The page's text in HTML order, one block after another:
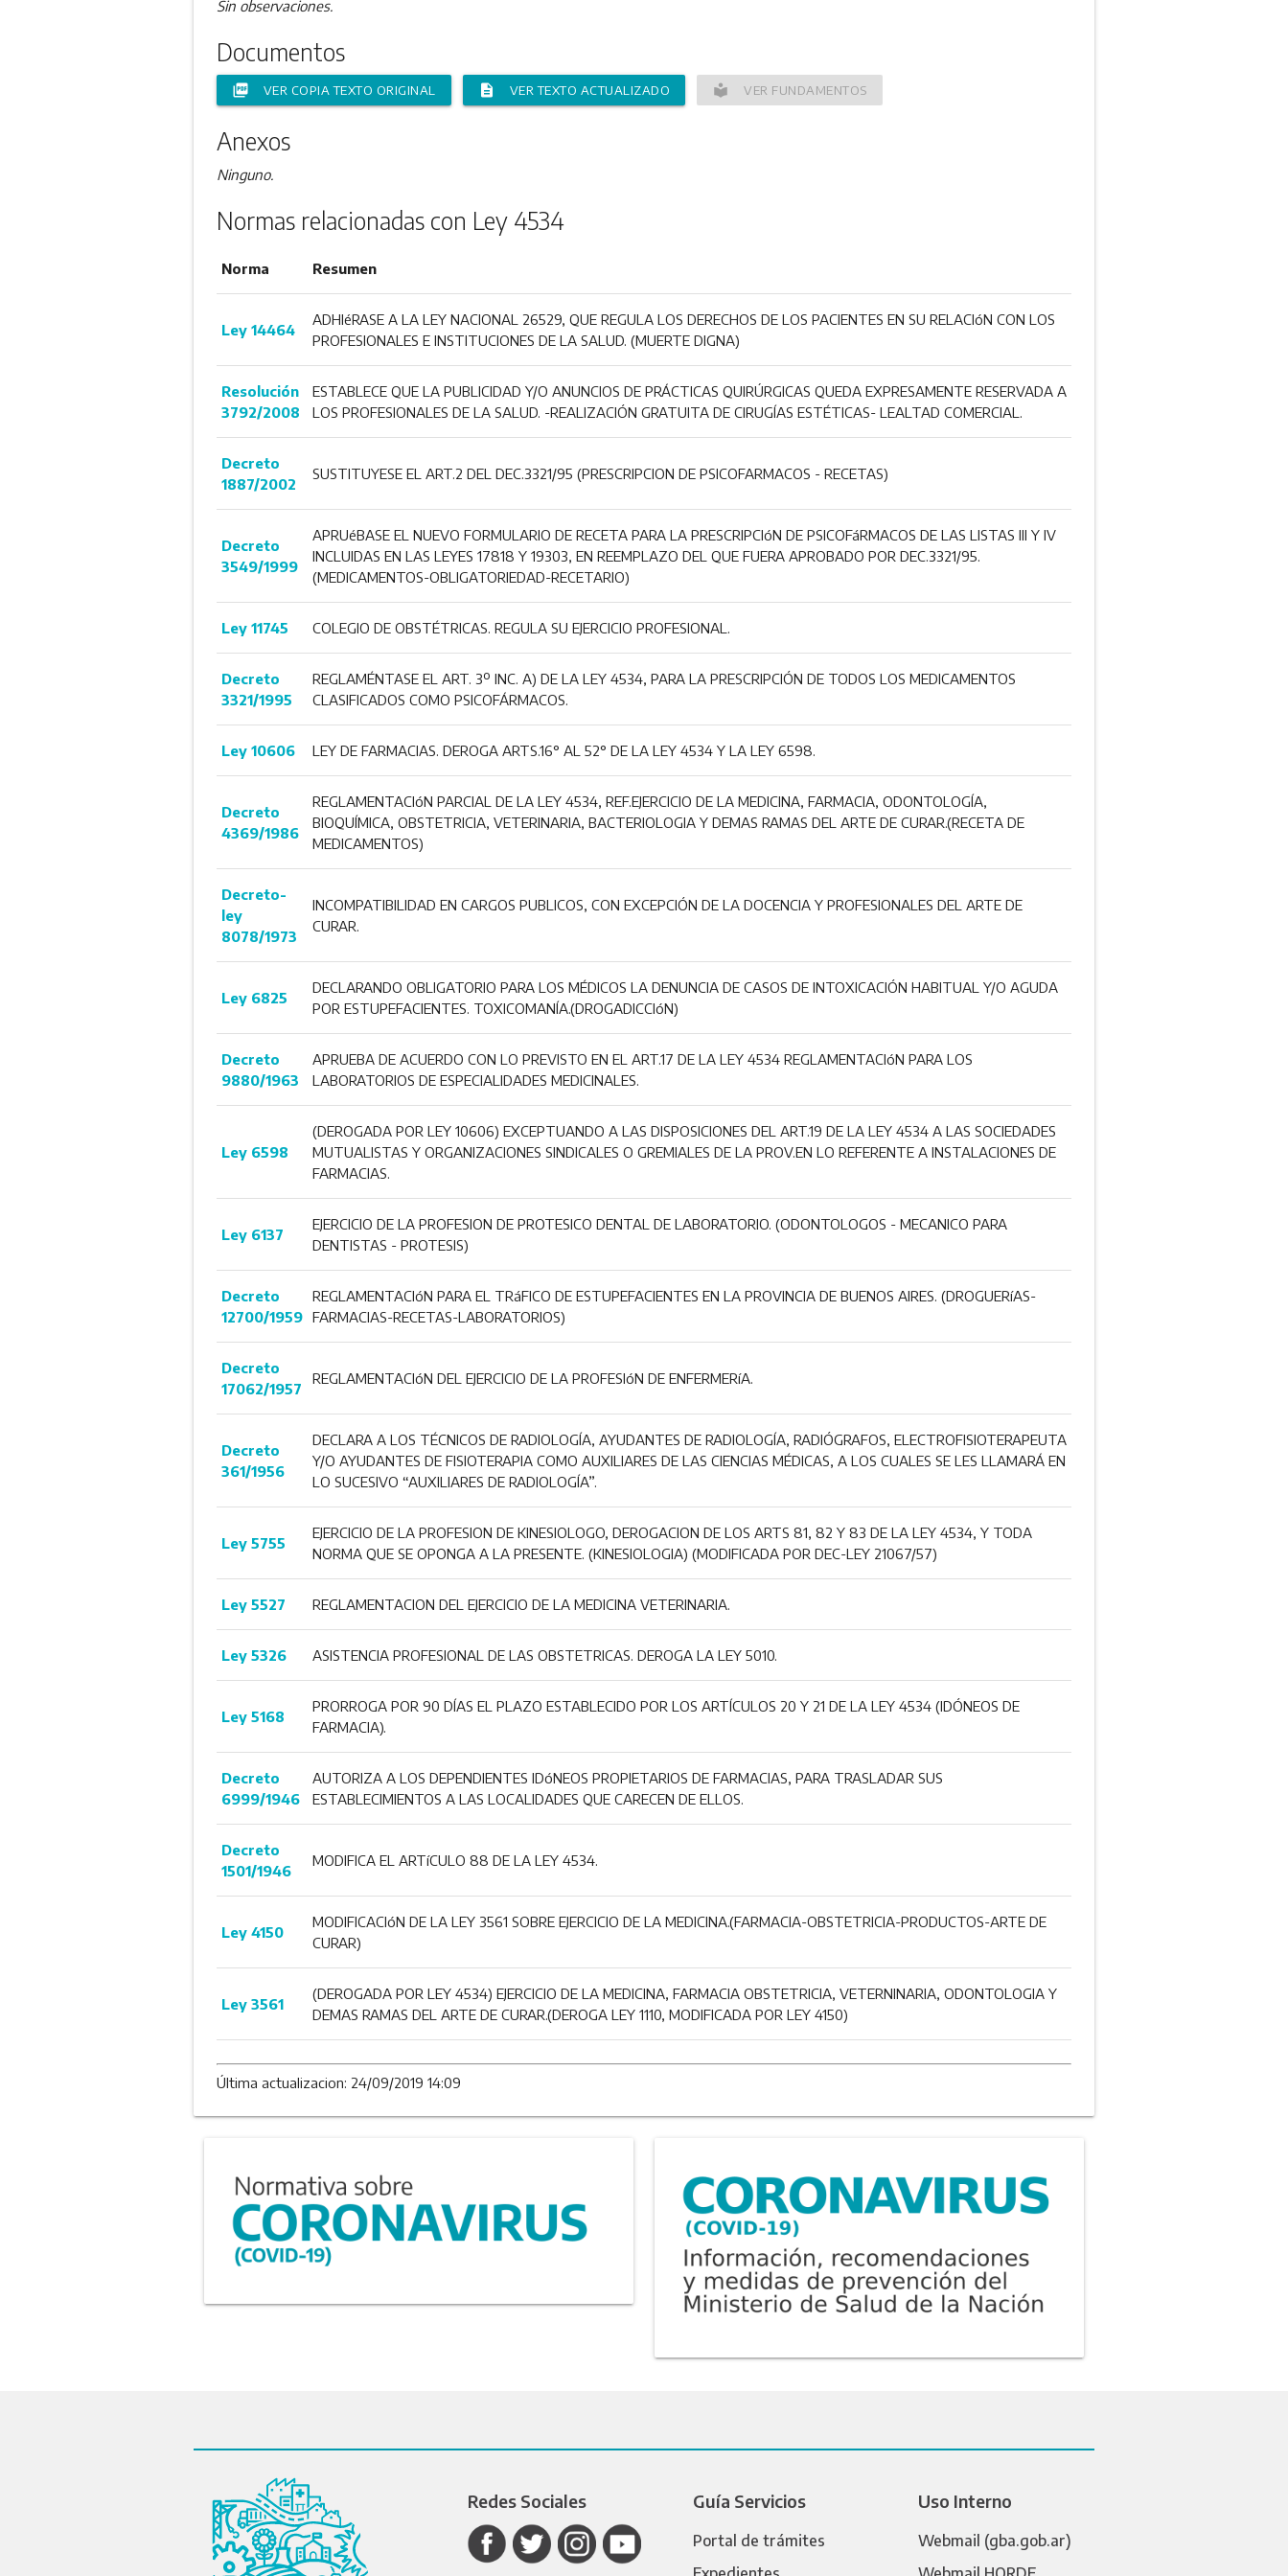
Sin observaciones.
Documentos
picture_as_pdf VER COPIA TEXTO ORIGINAL description VER TEXTO ACTUALIZADO local_library VER FUNDAMENTOS
Anexos
Ninguno.
Normas relacionadas con Ley 4534
Norma Resumen
Ley 14464
ADHIéRASE A LA LEY NACIONAL 26529, QUE REGULA LOS DERECHOS DE LOS PACIENTES EN SU RELACIóN CON LOS
PROFESIONALES E INSTITUCIONES DE LA SALUD. (MUERTE DIGNA)
Resolución
3792/2008
ESTABLECE QUE LA PUBLICIDAD Y/O ANUNCIOS DE PRÁCTICAS QUIRÚRGICAS QUEDA EXPRESAMENTE RESERVADA A
LOS PROFESIONALES DE LA SALUD. -REALIZACIÓN GRATUITA DE CIRUGÍAS ESTÉTICAS- LEALTAD COMERCIAL.
Decreto
1887/2002
SUSTITUYESE EL ART.2 DEL DEC.3321/95 (PRESCRIPCION DE PSICOFARMACOS - RECETAS)
Decreto
3549/1999
APRUéBASE EL NUEVO FORMULARIO DE RECETA PARA LA PRESCRIPCIóN DE PSICOFáRMACOS DE LAS LISTAS III Y IV
INCLUIDAS EN LAS LEYES 17818 Y 19303, EN REEMPLAZO DEL QUE FUERA APROBADO POR DEC.3321/95.
(MEDICAMENTOS-OBLIGATORIEDAD-RECETARIO)
Ley 11745 COLEGIO DE OBSTÉTRICAS. REGULA SU EJERCICIO PROFESIONAL.
Decreto
3321/1995
REGLAMÉNTASE EL ART. 3º INC. A) DE LA LEY 4534, PARA LA PRESCRIPCIÓN DE TODOS LOS MEDICAMENTOS
CLASIFICADOS COMO PSICOFÁRMACOS.
Ley 10606 LEY DE FARMACIAS. DEROGA ARTS.16° AL 52° DE LA LEY 4534 Y LA LEY 6598.
Decreto
4369/1986
REGLAMENTACIóN PARCIAL DE LA LEY 4534, REF.EJERCICIO DE LA MEDICINA, FARMACIA, ODONTOLOGÍA,
BIOQUÍMICA, OBSTETRICIA, VETERINARIA, BACTERIOLOGIA Y DEMAS RAMAS DEL ARTE DE CURAR.(RECETA DE
MEDICAMENTOS)
Decreto-
ley
8078/1973
INCOMPATIBILIDAD EN CARGOS PUBLICOS, CON EXCEPCIÓN DE LA DOCENCIA Y PROFESIONALES DEL ARTE DE
CURAR.
Ley 6825
DECLARANDO OBLIGATORIO PARA LOS MÉDICOS LA DENUNCIA DE CASOS DE INTOXICACIÓN HABITUAL Y/O AGUDA
POR ESTUPEFACIENTES. TOXICOMANÍA.(DROGADICCIóN)
Decreto
9880/1963
APRUEBA DE ACUERDO CON LO PREVISTO EN EL ART.17 DE LA LEY 4534 REGLAMENTACIóN PARA LOS
LABORATORIOS DE ESPECIALIDADES MEDICINALES.
Ley 6598
(DEROGADA POR LEY 10606) EXCEPTUANDO A LAS DISPOSICIONES DEL ART.19 DE LA LEY 4534 A LAS SOCIEDADES
MUTUALISTAS Y ORGANIZACIONES SINDICALES O GREMIALES DE LA PROV.EN LO REFERENTE A INSTALACIONES DE
FARMACIAS.
Ley 6137
EJERCICIO DE LA PROFESION DE PROTESICO DENTAL DE LABORATORIO. (ODONTOLOGOS - MECANICO PARA
DENTISTAS - PROTESIS)
Decreto
12700/1959
REGLAMENTACIóN PARA EL TRáFICO DE ESTUPEFACIENTES EN LA PROVINCIA DE BUENOS AIRES. (DROGUERíAS-
FARMACIAS-RECETAS-LABORATORIOS)
Decreto
17062/1957
REGLAMENTACIóN DEL EJERCICIO DE LA PROFESIóN DE ENFERMERíA.
Decreto
361/1956
DECLARA A LOS TÉCNICOS DE RADIOLOGÍA, AYUDANTES DE RADIOLOGÍA, RADIÓGRAFOS, ELECTROFISIOTERAPEUTA
Y/O AYUDANTES DE FISIOTERAPIA COMO AUXILIARES DE LAS CIENCIAS MÉDICAS, A LOS CUALES SE LES LLAMARÁ EN
LO SUCESIVO “AUXILIARES DE RADIOLOGÍA”.
Ley 5755
EJERCICIO DE LA PROFESION DE KINESIOLOGO, DEROGACION DE LOS ARTS 81, 82 Y 83 DE LA LEY 4534, Y TODA
NORMA QUE SE OPONGA A LA PRESENTE. (KINESIOLOGIA) (MODIFICADA POR DEC-LEY 21067/57)
Ley 5527 REGLAMENTACION DEL EJERCICIO DE LA MEDICINA VETERINARIA.
Ley 5326 ASISTENCIA PROFESIONAL DE LAS OBSTETRICAS. DEROGA LA LEY 5010.
Ley 5168
PRORROGA POR 90 DÍAS EL PLAZO ESTABLECIDO POR LOS ARTÍCULOS 20 Y 21 DE LA LEY 4534 (IDÓNEOS DE
FARMACIA).
Decreto
6999/1946
AUTORIZA A LOS DEPENDIENTES IDóNEOS PROPIETARIOS DE FARMACIAS, PARA TRASLADAR SUS
ESTABLECIMIENTOS A LAS LOCALIDADES QUE CARECEN DE ELLOS.
Decreto
1501/1946
MODIFICA EL ARTíCULO 88 DE LA LEY 4534.
Ley 4150
MODIFICACIóN DE LA LEY 3561 SOBRE EJERCICIO DE LA MEDICINA.(FARMACIA-OBSTETRICIA-PRODUCTOS-ARTE DE
CURAR)
Ley 3561
(DEROGADA POR LEY 4534) EJERCICIO DE LA MEDICINA, FARMACIA OBSTETRICIA, VETERNINARIA, ODONTOLOGIA Y
DEMAS RAMAS DEL ARTE DE CURAR.(DEROGA LEY 1110, MODIFICADA POR LEY 4150)
Última actualizacion: 24/09/2019 14:09
Redes Sociales Guía Servicios
Portal de trámites
Uso Interno
Webmail (gba.gob.ar)